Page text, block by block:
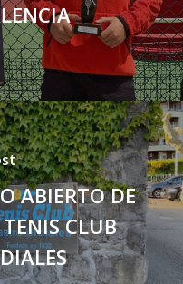
ABIERTO DE
CLUB